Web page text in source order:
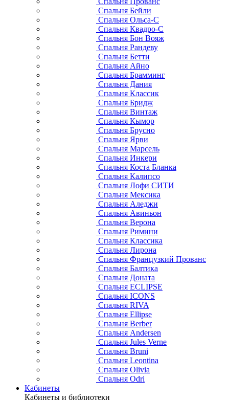
Спальня Бейли
Спальня Ольса-С
Спальня Квадро-С
Спальня Бон Вояж
Спальня Рандеву
Спальня Бетти
Спальня Айно
Спальня Брамминг
Спальня Дания
Спальня Классик
Спальня Бридж
Спальня Винтаж
Спальня Кымор
Спальня Брусно
Спальня Ярви
Спальня Марсель
Спальня Инкери
Спальня Коста Бланка
Спальня Калипсо
Спальня Лофи СИТИ
Спальня Мексика
Спальня Аледжи
Спальня Авиньон
Спальня Верона
Спальня Римини
Спальня Классика
Спальня Лирона
Спальня Французкий Прованс
Спальня Балтика
Спальня Доната
Спальня ECLIPSE
Спальня ICONS
Спальня RIVA
Спальня Ellipse
Спальня Berber
Спальня Andersen
Спальня Jules Verne
Спальня Bruni
Спальня Leontina
Спальня Olivia
Спальня Odri
Кабинеты
Кабинеты и библиотеки